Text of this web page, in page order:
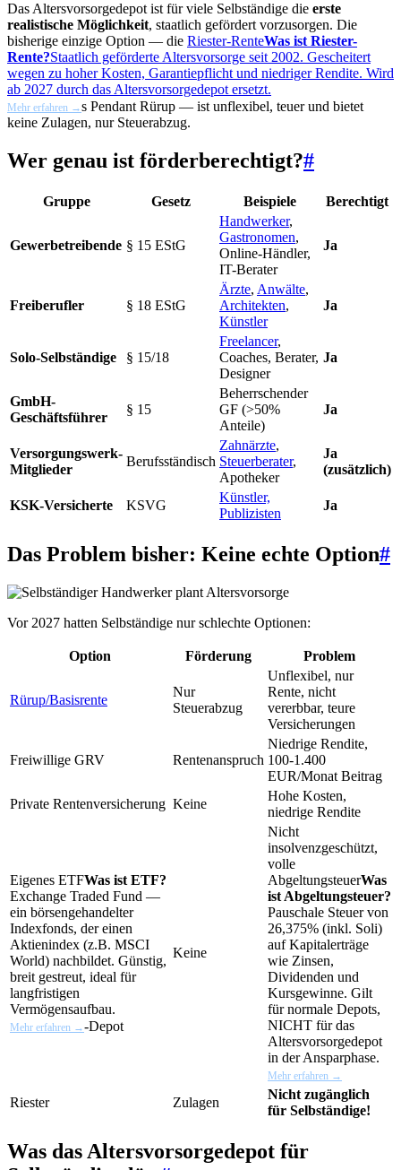
Das Altersvorsorgedepot ist für viele Selbständige die erste
realistische Möglichkeit, staatlich gefördert vorzusorgen. Die
bisherige einzige Option — die Riester-RenteWas ist Riester-
Rente?Staatlich geförderte Altersvorsorge seit 2002. Gescheitert
wegen zu hoher Kosten, Garantiepflicht und niedriger Rendite. Wird
ab 2027 durch das Altersvorsorgedepot ersetzt.
Mehr erfahren →s Pendant Rürup — ist unflexibel, teuer und bietet
keine Zulagen, nur Steuerabzug.
Wer genau ist förderberechtigt?#
Gruppe Gesetz Beispiele Berechtigt
Gewerbetreibende § 15 EStG
Handwerker,
Gastronomen,
Online-Händler,
IT-Berater
Ja
Freiberufler § 18 EStG
Ärzte, Anwälte,
Architekten,
Künstler
Ja
Solo-Selbständige § 15/18
Freelancer,
Coaches, Berater,
Designer
Ja
GmbH-
Geschäftsführer
§ 15
Beherrschender
GF (>50%
Anteile)
Ja
Versorgungswerk-
Mitglieder
Berufsständisch
Zahnärzte,
Steuerberater,
Apotheker
Ja
(zusätzlich)
KSK-Versicherte KSVG
Künstler,
Publizisten
Ja
Das Problem bisher: Keine echte Option#
Vor 2027 hatten Selbständige nur schlechte Optionen:
Option Förderung Problem
Rürup/Basisrente
Nur
Steuerabzug
Unflexibel, nur
Rente, nicht
vererbbar, teure
Versicherungen
Freiwillige GRV Rentenanspruch
Niedrige Rendite,
100-1.400
EUR/Monat Beitrag
Private Rentenversicherung Keine
Hohe Kosten,
niedrige Rendite
Eigenes ETFWas ist ETF?
Exchange Traded Fund —
ein börsengehandelter
Indexfonds, der einen
Aktienindex (z.B. MSCI
World) nachbildet. Günstig,
breit gestreut, ideal für
langfristigen
Vermögensaufbau.
Mehr erfahren →-Depot
Keine
Nicht
insolvenzgeschützt,
volle
AbgeltungsteuerWas
ist Abgeltungsteuer?
Pauschale Steuer von
26,375% (inkl. Soli)
auf Kapitalerträge
wie Zinsen,
Dividenden und
Kursgewinne. Gilt
für normale Depots,
NICHT für das
Altersvorsorgedepot
in der Ansparphase.
Mehr erfahren →
Riester Zulagen
Nicht zugänglich
für Selbständige!
Was das Altersvorsorgedepot für